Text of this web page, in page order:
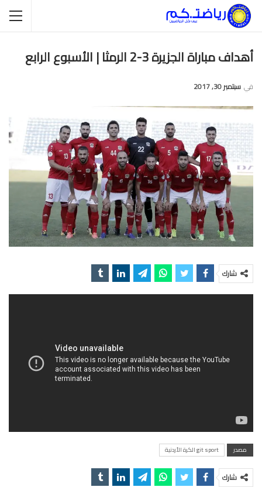
أهداف مباراة الجزيرة 3-2 الرمثا | الأسبوع الرابع
في سبتمبر 30, 2017
شارك
مصدر git sport الكرة الأردنية
شارك